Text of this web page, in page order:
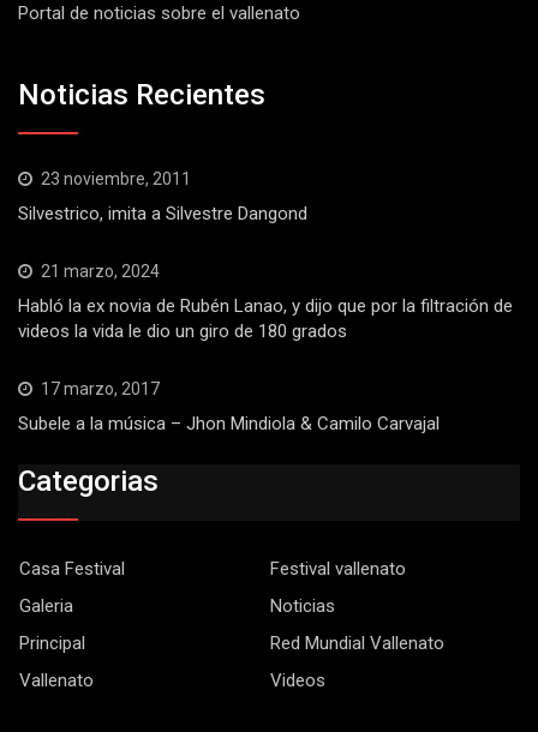
Portal de noticias sobre el vallenato
Noticias Recientes
23 noviembre, 2011
Silvestrico, imita a Silvestre Dangond
21 marzo, 2024
Habló la ex novia de Rubén Lanao, y dijo que por la filtración de
videos la vida le dio un giro de 180 grados
17 marzo, 2017
Subele a la música – Jhon Mindiola & Camilo Carvajal
Categorias
Casa Festival
Festival vallenato
Galeria
Noticias
Principal
Red Mundial Vallenato
Vallenato
Videos